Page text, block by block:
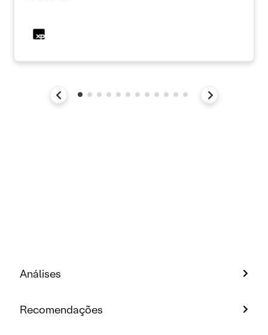
Análises
Recomendações